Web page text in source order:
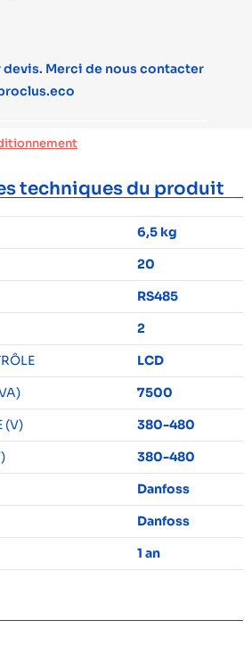
devis. Merci de nous contacter
techniques du produit
6,5 kg
20
RS485
2
LCD
7500
(V)
380-480
380-480
Danfoss
Danfoss
1 an